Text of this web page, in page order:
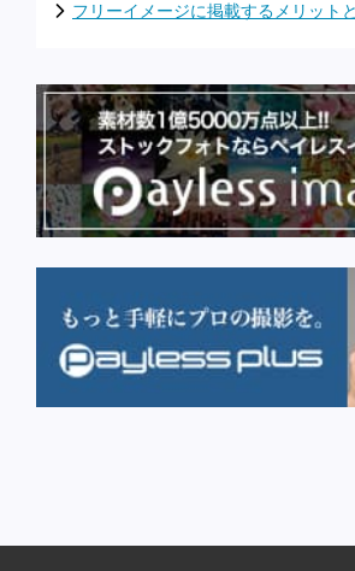
フリーイメージに掲載するメリット